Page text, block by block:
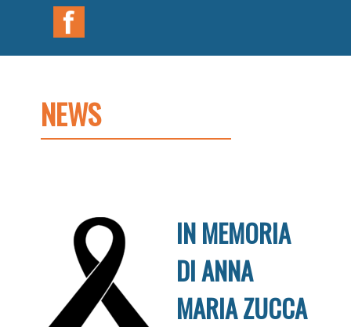
Nav
Widget
NEWS
IN MEMORIA
DI ANNA
MARIA ZUCCA